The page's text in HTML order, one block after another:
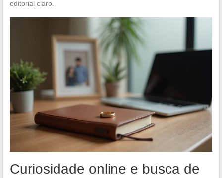
editorial claro.
Curiosidade online e busca de